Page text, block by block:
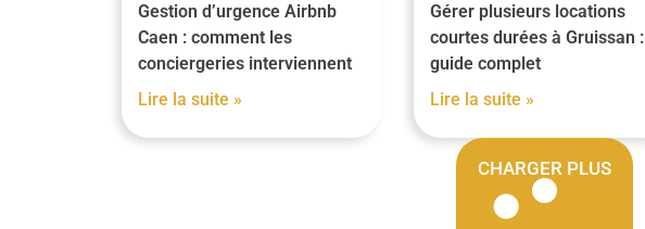
Gestion d’urgence Airbnb
Caen : comment les
conciergeries interviennent
Lire la suite »
Gérer plusieurs locations
courtes durées à Gruissan :
guide complet
Lire la suite »
CHARGER PLUS